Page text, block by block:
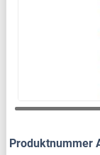
Produktnummer